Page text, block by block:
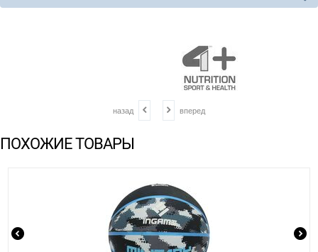
назад вперед
ПОХОЖИЕ ТОВАРЫ